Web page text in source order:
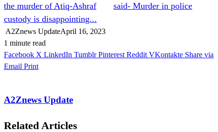
the murder of Atiq-Ashraf
said- Murder in police
custody is disappointing...
A2Znews UpdateApril 16, 2023
1 minute read
Facebook X LinkedIn Tumblr Pinterest Reddit VKontakte Share via
Email Print
A2Znews Update
Related Articles